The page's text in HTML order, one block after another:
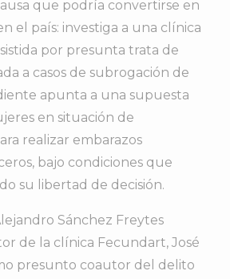
que podría convertirse en
el país: investiga a una clínica
por presunta trata de
a casos de subrogación de
apunta a una supuesta
en situación de
realizar embarazos
bajo condiciones que
su libertad de decisión.
Sánchez Freytes
de la clínica Fecundart, José
presunto coautor del delito